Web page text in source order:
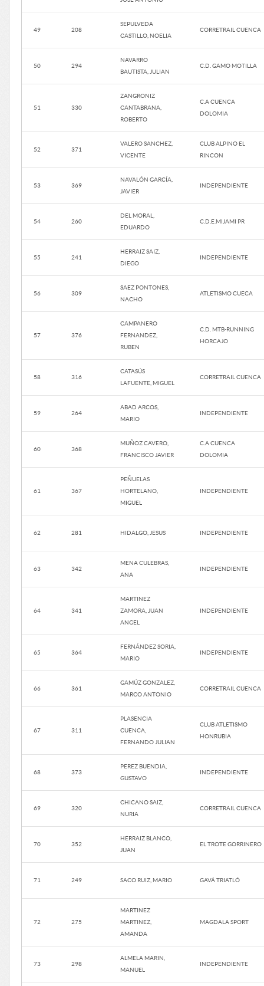
49 208
SEPULVEDA
CASTILLO, NOELIA
CORRETRAIL CUENCA
50 294
NAVARRO
BAUTISTA, JULIAN
C.D. GAMO MOTILLA
51 330
ZANGRONIZ
CANTABRANA,
ROBERTO
C.A CUENCA
DOLOMIA
52 371
VALERO SANCHEZ,
VICENTE
CLUB ALPINO EL
RINCON
53 369
NAVALÓN GARCÍA,
JAVIER
INDEPENDIENTE
54 260
DEL MORAL,
EDUARDO
C.D.E.MIJAMI PR
55 241
HERRAIZ SAIZ,
DIEGO
INDEPENDIENTE
56 309
SAEZ PONTONES,
NACHO
ATLETISMO CUECA
57 376
CAMPANERO
FERNANDEZ,
RUBEN
C.D. MTB-RUNNING
HORCAJO
58 316
CATASÚS
LAFUENTE, MIGUEL
CORRETRAIL CUENCA
59 264
ABAD ARCOS,
MARIO
INDEPENDIENTE
60 368
MUÑOZ CAVERO,
FRANCISCO JAVIER
C.A CUENCA
DOLOMIA
61 367
PEÑUELAS
HORTELANO,
MIGUEL
INDEPENDIENTE
62 281 HIDALGO, JESUS INDEPENDIENTE
63 342
MENA CULEBRAS,
ANA
INDEPENDIENTE
64 341
MARTINEZ
ZAMORA, JUAN
ANGEL
INDEPENDIENTE
65 364
FERNÁNDEZ SORIA,
MARIO
INDEPENDIENTE
66 361
GAMÚZ GONZALEZ,
MARCO ANTONIO
CORRETRAIL CUENCA
67 311
PLASENCIA
CUENCA,
FERNANDO JULIAN
CLUB ATLETISMO
HONRUBIA
68 373
PEREZ BUENDIA,
GUSTAVO
INDEPENDIENTE
69 320
CHICANO SAIZ,
NURIA
CORRETRAIL CUENCA
70 352
HERRAIZ BLANCO,
JUAN
EL TROTE GORRINERO
71 249 SACO RUIZ, MARIO GAVÁ TRIATLÓ
72 275
MARTINEZ
MARTINEZ,
AMANDA
MAGDALA SPORT
73 298
ALMELA MARIN,
MANUEL
INDEPENDIENTE